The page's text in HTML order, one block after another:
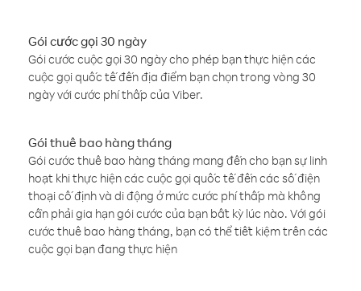
Gói cước gọi 30 ngày
Gói cước cuộc gọi 30 ngày cho phép bạn thực hiện các
cuộc gọi quốc tế đến địa điểm bạn chọn trong vòng 30
ngày với cước phí thấp của Viber.
Gói thuê bao hàng tháng
Gói cước thuê bao hàng tháng mang đến cho bạn sự linh
hoạt khi thực hiện các cuộc gọi quốc tế đến các số điện
thoại cố định và di động ở mức cước phí thấp mà không
cần phải gia hạn gói cước của bạn bất kỳ lúc nào. Với gói
cước thuê bao hàng tháng, bạn có thể tiết kiệm trên các
cuộc gọi bạn đang thực hiện